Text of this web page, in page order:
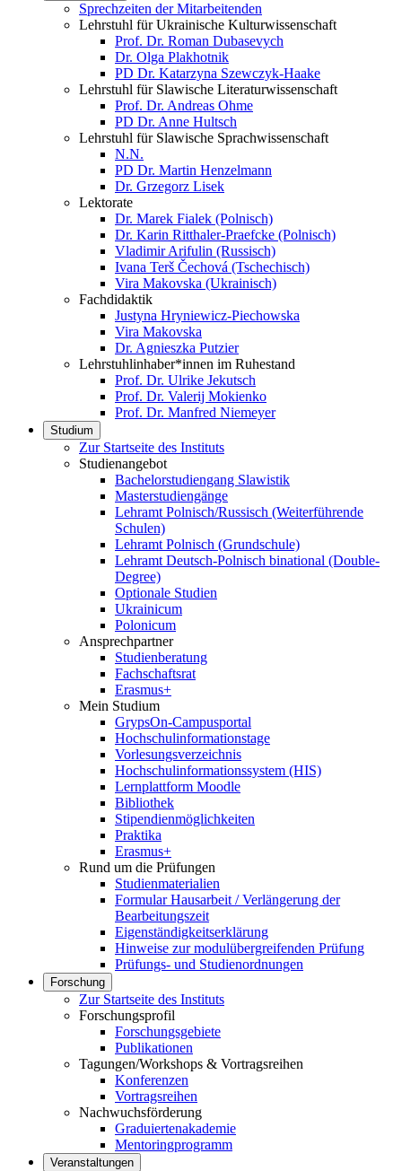
Sprechzeiten der Mitarbeitenden
Lehrstuhl für Ukrainische Kulturwissenschaft
Prof. Dr. Roman Dubasevych
Dr. Olga Plakhotnik
PD Dr. Katarzyna Szewczyk-Haake
Lehrstuhl für Slawische Literaturwissenschaft
Prof. Dr. Andreas Ohme
PD Dr. Anne Hultsch
Lehrstuhl für Slawische Sprachwissenschaft
N.N.
PD Dr. Martin Henzelmann
Dr. Grzegorz Lisek
Lektorate
Dr. Marek Fialek (Polnisch)
Dr. Karin Ritthaler-Praefcke (Polnisch)
Vladimir Arifulin (Russisch)
Ivana Terš Čechová (Tschechisch)
Vira Makovska (Ukrainisch)
Fachdidaktik
Justyna Hryniewicz-Piechowska
Vira Makovska
Dr. Agnieszka Putzier
Lehrstuhlinhaber*innen im Ruhestand
Prof. Dr. Ulrike Jekutsch
Prof. Dr. Valerij Mokienko
Prof. Dr. Manfred Niemeyer
Studium
Zur Startseite des Instituts
Studienangebot
Bachelorstudiengang Slawistik
Masterstudiengänge
Lehramt Polnisch/Russisch (Weiterführende
Schulen)
Lehramt Polnisch (Grundschule)
Lehramt Deutsch-Polnisch binational (Double-
Degree)
Optionale Studien
Ukrainicum
Polonicum
Ansprechpartner
Studienberatung
Fachschaftsrat
Erasmus+
Mein Studium
GrypsOn-Campusportal
Hochschulinformationstage
Vorlesungsverzeichnis
Hochschulinformationssystem (HIS)
Lernplattform Moodle
Bibliothek
Stipendienmöglichkeiten
Praktika
Erasmus+
Rund um die Prüfungen
Studienmaterialien
Formular Hausarbeit / Verlängerung der
Bearbeitungszeit
Eigenständigkeitserklärung
Hinweise zur modulübergreifenden Prüfung
Prüfungs- und Studienordnungen
Forschung
Zur Startseite des Instituts
Forschungsprofil
Forschungsgebiete
Publikationen
Tagungen/Workshops & Vortragsreihen
Konferenzen
Vortragsreihen
Nachwuchsförderung
Graduiertenakademie
Mentoringprogramm
Veranstaltungen